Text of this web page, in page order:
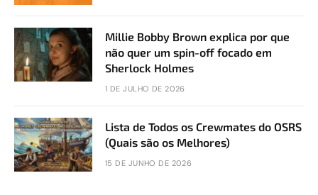
Millie Bobby Brown explica por que
não quer um spin-off focado em
Sherlock Holmes
1 DE JULHO DE 2026
Lista de Todos os Crewmates do OSRS
(Quais são os Melhores)
15 DE JUNHO DE 2026